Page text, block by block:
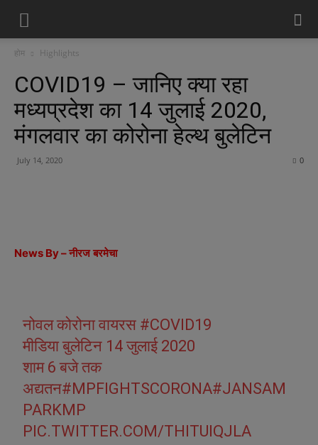
होम Highlights
COVID19 – जानिए क्या रहा
मध्यप्रदेश का 14 जुलाई 2020,
मंगलवार का कोरोना हेल्थ बुलेटिन
July 14, 2020 0
News By –नीरज बरमेचा
नोवल कोरोना वायरस #COVID19
मीडिया बुलेटिन 14 जुलाई 2020
शाम 6 बजे तक
अद्यतन#MPFIGHTSCORONA#JANSAM
PARKMP
PIC.TWITTER.COM/THITUIQJLA